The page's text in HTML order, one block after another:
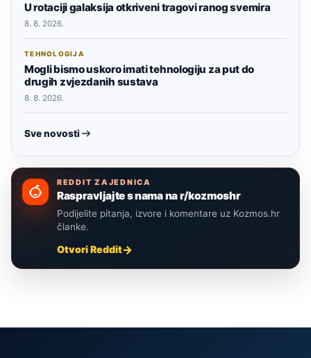
U rotaciji galaksija otkriveni tragovi ranog svemira
8. 8. 2026.
TEHNOLOGIJA
Mogli bismo uskoro imati tehnologiju za put do
drugih zvjezdanih sustava
8. 8. 2026.
Sve novosti
REDDIT ZAJEDNICA
Raspravljajte s nama na r/kozmoshr
Podijelite pitanja, izvore i komentare uz Kozmos.hr
članke.
Otvori Reddit